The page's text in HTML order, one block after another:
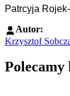
Patrcyja
Autor:
Krzysztof
Polecamy